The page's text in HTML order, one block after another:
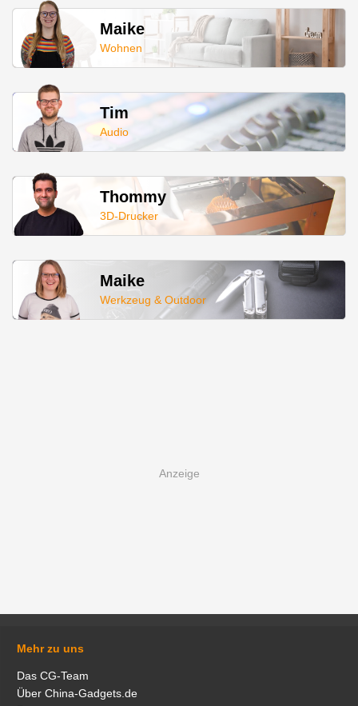
Maike
Wohnen
Tim
Audio
Thommy
3D-Drucker
Maike
Werkzeug & Outdoor
Mehr zu uns
Das CG-Team
Über China-Gadgets.de